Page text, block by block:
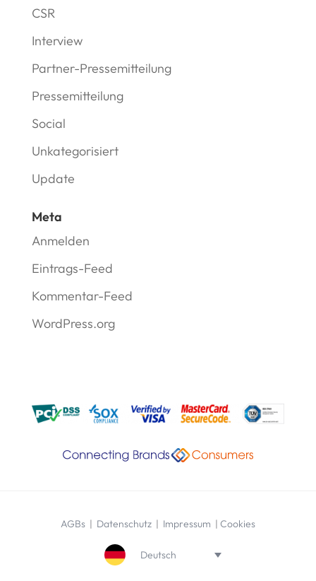
CSR
Interview
Partner-Pressemitteilung
Pressemitteilung
Social
Unkategorisiert
Update
Meta
Anmelden
Eintrags-Feed
Kommentar-Feed
WordPress.org
AGBs| Datenschutz | Impressum | Cookies
Deutsch